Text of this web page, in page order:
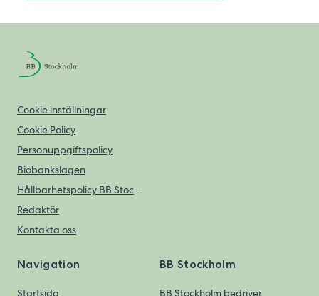
Cookie inställningar
Cookie Policy
Personuppgiftspolicy
Biobankslagen
Hållbarhetspolicy BB Stockholm
Redaktör
Kontakta oss
Navigation
Startsida
BB Stockholm
BB Stockholm bedriver